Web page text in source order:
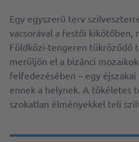
Egy egyszerű terv
vacsorával a festői kikötőben,
Földközi-tengeren tükröződő
merüljön el a bizánci
felfedezésében – egy
ennek a helynek. A tökéletes
szokatlan élményekkel teli